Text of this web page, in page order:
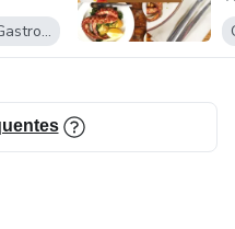
Culinária e Gastronomia